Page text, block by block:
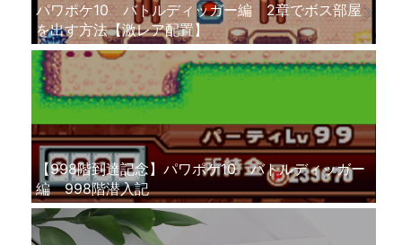
パワポケ10 バトルディッガー編 2章でボス部屋
を出す方法【激レア配置】
【998階到達記念】パワポケ10 バトルディッガー
編 998階潜入記